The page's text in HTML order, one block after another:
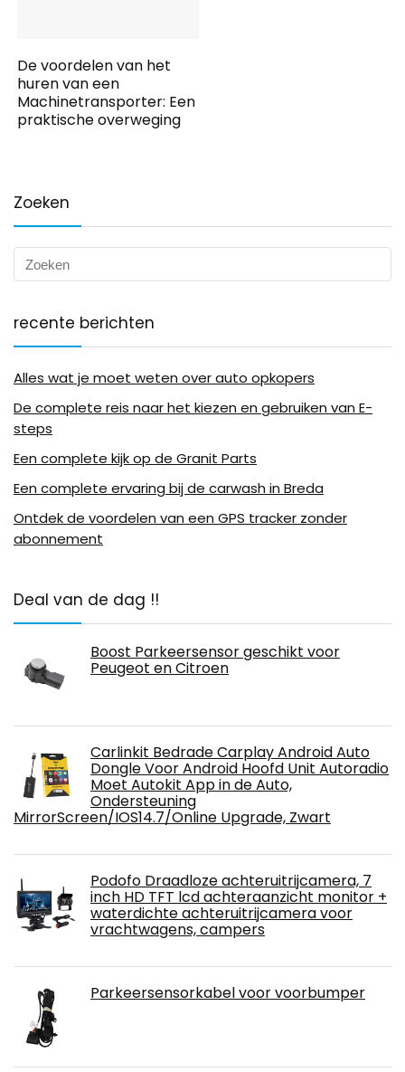
De voordelen van het
huren van een
Machinetransporter: Een
praktische overweging
Zoeken
recente berichten
Alles wat je moet weten over auto opkopers
De complete reis naar het kiezen en gebruiken van E-
steps
Een complete kijk op de Granit Parts
Een complete ervaring bij de carwash in Breda
Ontdek de voordelen van een GPS tracker zonder
abonnement
Deal van de dag !!
Boost Parkeersensor geschikt voor
Peugeot en Citroen
Carlinkit Bedrade Carplay Android Auto
Dongle Voor Android Hoofd Unit Autoradio
Moet Autokit App in de Auto,
Ondersteuning
MirrorScreen/IOS14.7/Online Upgrade, Zwart
Podofo Draadloze achteruitrijcamera, 7
inch HD TFT lcd achteraanzicht monitor +
waterdichte achteruitrijcamera voor
vrachtwagens, campers
Parkeersensorkabel voor voorbumper